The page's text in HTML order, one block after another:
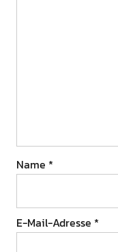
Name *
E-Mail-Adresse *